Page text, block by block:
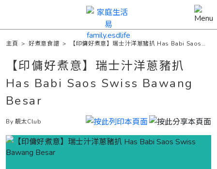
主頁 >好煮意食譜 >
【印傭好煮意】瑞士汁洋蔥豬扒 Has Babi Saos
【印傭好煮意】瑞士汁洋蔥豬扒
Has Babi Saos Swiss Bawang
Besar
By 靚太Club